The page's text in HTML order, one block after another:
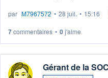
par M7967572 • 28 juil. • 15:16
7commentaires • 0j'aime
Gérant de la